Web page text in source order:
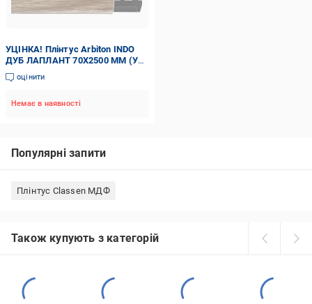
УЦІНКА! Плінтус Arbiton INDO
ДУБ ЛАПЛАНТ 70X2500 ММ (УЦ
№96)
оцінити
Немає в наявності
Популярні запити
Плінтус Classen МДФ
Також купують з категорій